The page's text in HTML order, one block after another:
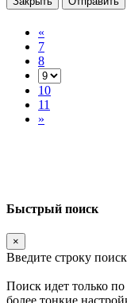
«
7
8
10
11
»
Быстрый поиск
×
Введите строку
Поиск идет только
более тонкие